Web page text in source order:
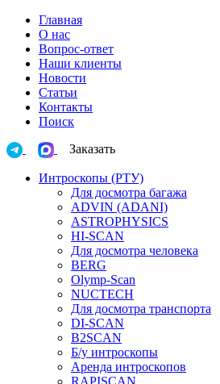
Главная
О нас
Вопрос-ответ
Наши клиенты
Новости
Статьи
Контакты
Поиск
Заказать
Интроскопы (РТУ)
Для досмотра багажа
ADVIN (ADANI)
ASTROPHYSICS
HI-SCAN
Для досмотра человека
BERG
Olymp-Scan
NUCTECH
Для досмотра транспорта
DI-SCAN
B2SCAN
Б/у интроскопы
Аренда интроскопов